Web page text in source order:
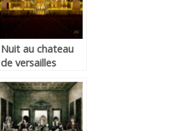
Nuit au chateau
de versailles